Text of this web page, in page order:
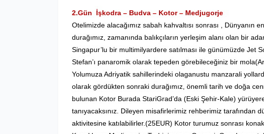
2.Gün İşkodra – Budva – Kotor – Medjugorje
Otelimizde alacağımız sabah kahvaltısı sonrası , Dünyanın
durağımız, zamanında balıkçıların yerleşim alanı olan bir
Singapur’lu bir multimilyardere satılması ile günümüzde Jet
Stefan’ı panaromik olarak tepeden görebileceğiniz bir
Yolumuza Adriyatik sahillerindeki olaganustu manzarali
olarak gördükten sonraki durağımız, önemli tarih ve doğa
bulunan Kotor Burada StariGrad’da (Eski Şehir-Kale)
tanıyacaksınız. Dileyen misafirlerimiz rehberimiz tarafından
aktivitesine katılabilirler.(25EUR) Kotor turumuz sonrası